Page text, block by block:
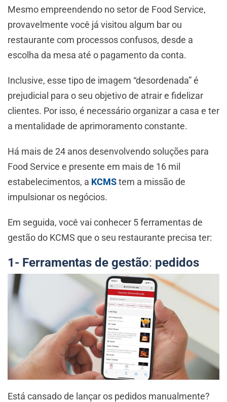
Mesmo empreendendo no setor de Food Service,
provavelmente você já visitou algum bar ou
restaurante com processos confusos, desde a
escolha da mesa até o pagamento da conta.
Inclusive, esse tipo de imagem “desordenada” é
prejudicial para o seu objetivo de atrair e fidelizar
clientes. Por isso, é necessário organizar a casa e ter
a mentalidade de aprimoramento constante.
Há mais de 24 anos desenvolvendo soluções para
Food Service e presente em mais de 16 mil
estabelecimentos, a KCMStem a missão de
impulsionar os negócios.
Em seguida, você vai conhecer 5 ferramentas de
gestão do KCMS que o seu restaurante precisa ter:
1- Ferramentas de gestão: pedidos
Está cansado de lançar os pedidos manualmente?